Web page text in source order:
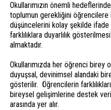
Okullarımızın önemli
toplumun gerekliğini öğrencilere
düşüncelerini kolay şekilde ifade
farklılıklara duyarlılık
almaktadır.
Okullarımızda her öğrenci birey
duyuşsal, devinimsel alandaki
gösterilir. Öğrencilerin
bireysel gelişimlerine destek
arasında yer alır.